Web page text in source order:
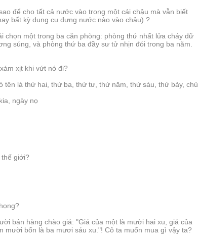
để cho tất cả nước vào trong một cái chậu mà vẫn biết
bất kỳ dụng cụ đựng nước nào vào chậu) ?
chọn một trong ba căn phòng: phòng thứ nhất lửa cháy dữ
súng, và phòng thứ ba đầy sư tử nhịn đói trong ba năm.
xịt khi vứt nó đi?
tên là thứ hai, thứ ba, thứ tư, thứ năm, thứ sáu, thứ bảy, chủ
ngày nọ
thế giới?
bán hàng chào giá: "Giá của một là mười hai xu, giá của
mười bốn là ba mươi sáu xu."! Cô ta muốn mua gì vậy ta?